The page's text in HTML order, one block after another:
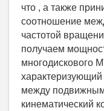
что , а также
соотношение
частотой
получаем
многодискового
между
кинематический